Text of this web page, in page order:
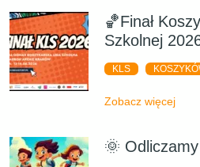
🏀Finał
Szkolnej
KLS
Zobacz więcej
🌞